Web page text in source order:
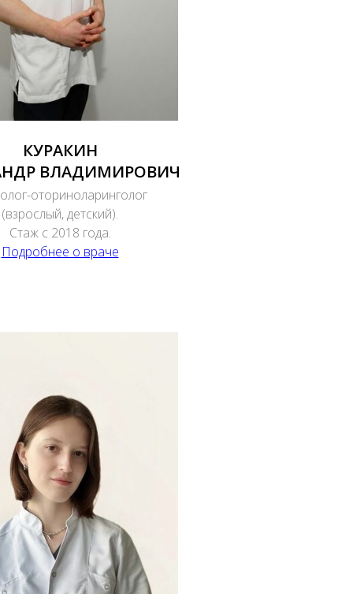
КУРАКИН
ВЛАДИМИРОВИЧ
оториноларинголог
(взрослый, детский).
Стаж с 2018 года.
Подробнее о враче